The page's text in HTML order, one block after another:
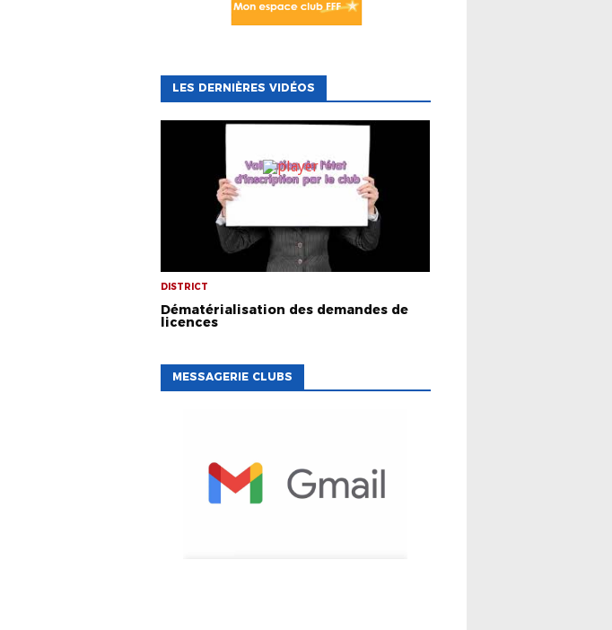
LES DERNIÈRES VIDÉOS
DISTRICT
Dématérialisation des demandes de
licences
MESSAGERIE CLUBS